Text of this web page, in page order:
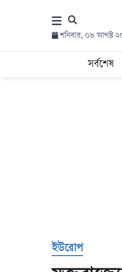
শনিবার, ০৮ আগস্ট
সর্বশেষ
ইউরোপ